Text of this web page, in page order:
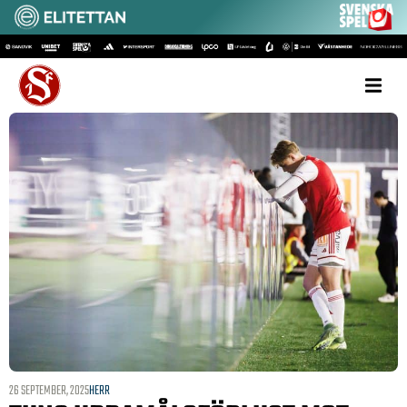
26 SEPTEMBER, 2025HERR